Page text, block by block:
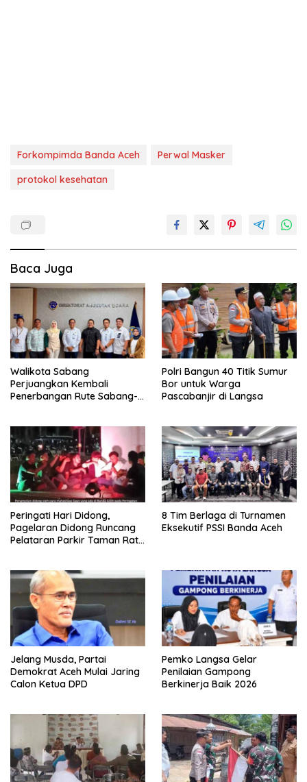
Forkompimda Banda Aceh
Perwal Masker
protokol kesehatan
Baca Juga
Walikota Sabang
Perjuangkan Kembali
Penerbangan Rute Sabang-
Polri Bangun 40 Titik Sumur
Bor untuk Warga
Pascabanjir di Langsa
Peringati Hari Didong,
Pagelaran Didong Runcang
Pelataran Parkir Taman Ratu
8 Tim Berlaga di Turnamen
Eksekutif PSSI Banda Aceh
Jelang Musda, Partai
Demokrat Aceh Mulai Jaring
Calon Ketua DPD
Pemko Langsa Gelar
Penilaian Gampong
Berkinerja Baik 2026